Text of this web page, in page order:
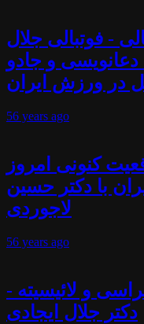
- فوتبالی جلال
و جادو
در ورزش ایران
56 years ago
کنونی امروز
با دکتر حسین
لاجوردی
56 years ago
و لائیسیته -
دکتر جلال ایجادی